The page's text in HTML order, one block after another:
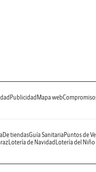
Publicidad Mapa web
De tiendasGuía Sanitaria Puntos de
Lotería de Navidad Lotería del Niño